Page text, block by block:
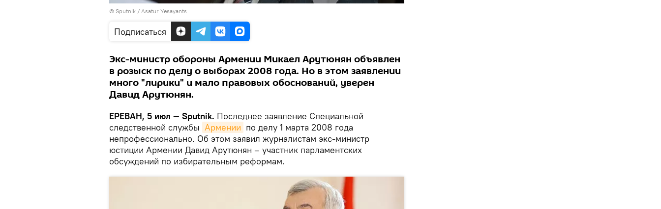
© Sputnik / Asatur Yesayants
Подписаться
Экс-министр обороны Армении Микаел Арутюнян объявлен
в розыск по делу о выборах 2008 года. Но в этом заявлении
много "лирики" и мало правовых обоснований, уверен
Давид Арутюнян.
ЕРЕВАН, 5 июл — Sputnik. Последнее заявление Специальной
следственной службы Армении по делу 1 марта 2008 года
непрофессионально. Об этом заявил журналистам экс-министр
юстиции Армении Давид Арутюнян – участник парламентских
обсуждений по избирательным реформам.